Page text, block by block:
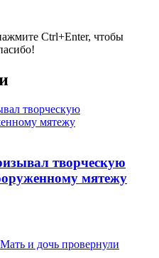
Ctrl+Enter, чтобы
творческую
мятежу